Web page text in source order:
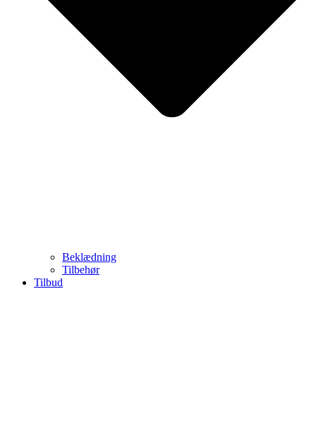
Beklædning
Tilbehør
Tilbud